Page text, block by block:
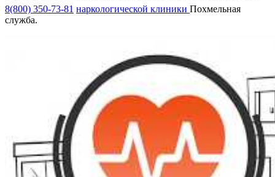
8(800) 350-73-81 наркологической клиники Похмельная
служба.